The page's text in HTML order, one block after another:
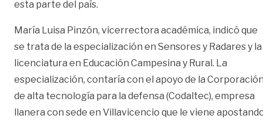
esta parte del país.
María Luisa Pinzón, vicerrectora académica, indicó que
se trata de la especialización en Sensores y Radares y la
licenciatura en Educación Campesina y Rural. La
especialización, contaría con el apoyo de la
de alta tecnología para la defensa (Codaltec), empresa
llanera con sede en Villavicencio que le viene